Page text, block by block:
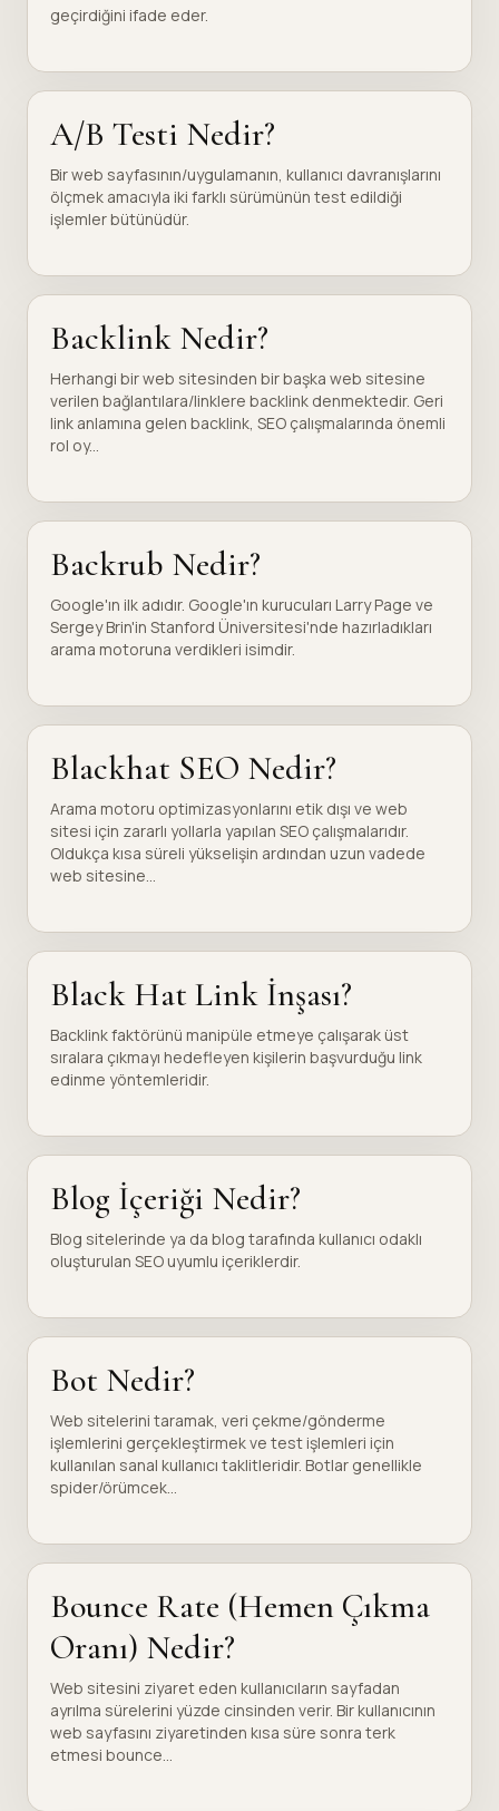
geçirdiğini ifade eder.
A/B Testi Nedir?
Bir web sayfasının/uygulamanın, kullanıcı davranışlarını
ölçmek amacıyla iki farklı sürümünün test edildiği
işlemler bütünüdür.
Backlink Nedir?
Herhangi bir web sitesinden bir başka web sitesine
verilen bağlantılara/linklere backlink denmektedir. Geri
link anlamına gelen backlink, SEO çalışmalarında önemli
rol oy...
Backrub Nedir?
Google'ın ilk adıdır. Google'ın kurucuları Larry Page ve
Sergey Brin'in Stanford Üniversitesi'nde hazırladıkları
arama motoruna verdikleri isimdir.
Blackhat SEO Nedir?
Arama motoru optimizasyonlarını etik dışı ve web
sitesi için zararlı yollarla yapılan SEO çalışmalarıdır.
Oldukça kısa süreli yükselişin ardından uzun vadede
web sitesine...
Black Hat Link İnşası?
Backlink faktörünü manipüle etmeye çalışarak üst
sıralara çıkmayı hedefleyen kişilerin başvurduğu link
edinme yöntemleridir.
Blog İçeriği Nedir?
Blog sitelerinde ya da blog tarafında kullanıcı odaklı
oluşturulan SEO uyumlu içeriklerdir.
Bot Nedir?
Web sitelerini taramak, veri çekme/gönderme
işlemlerini gerçekleştirmek ve test işlemleri için
kullanılan sanal kullanıcı taklitleridir. Botlar genellikle
spider/örümcek...
Bounce Rate (Hemen Çıkma
Oranı) Nedir?
Web sitesini ziyaret eden kullanıcıların sayfadan
ayrılma sürelerini yüzde cinsinden verir. Bir kullanıcının
web sayfasını ziyaretinden kısa süre sonra terk
etmesi bounce...